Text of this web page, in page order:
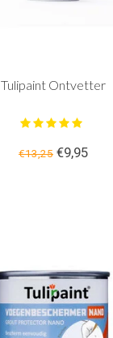
Tulipaint Ontvetter
€13,25 €9,95